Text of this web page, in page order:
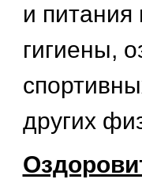
и питания
гигиены,
других